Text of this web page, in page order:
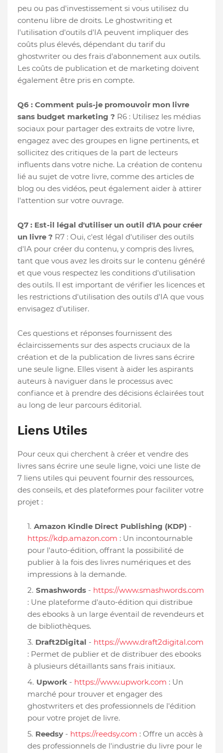
peu ou pas d'investissement si vous utilisez du
contenu libre de droits. Le ghostwriting et
l'utilisation d'outils d'IA peuvent impliquer des
coûts plus élevés, dépendant du tarif du
ghostwriter ou des frais d'abonnement aux outils.
Les coûts de publication et de marketing doivent
également être pris en compte.
Q6 : Comment puis-je promouvoir mon livre
sans budget marketing ? R6 : Utilisez les médias
sociaux pour partager des extraits de votre livre,
engagez avec des groupes en ligne pertinents, et
sollicitez des critiques de la part de lecteurs
influents dans votre niche. La création de contenu
lié au sujet de votre livre, comme des articles de
blog ou des vidéos, peut également aider à attirer
l'attention sur votre ouvrage.
Q7 : Est-il légal d'utiliser un outil d'IA pour créer
un livre ? R7 : Oui, c'est légal d'utiliser des outils
d'IA pour créer du contenu, y compris des livres,
tant que vous avez les droits sur le contenu généré
et que vous respectez les conditions d'utilisation
des outils. Il est important de vérifier les licences et
les restrictions d'utilisation des outils d'IA que vous
envisagez d'utiliser.
Ces questions et réponses fournissent des
éclaircissements sur des aspects cruciaux de la
création et de la publication de livres sans écrire
une seule ligne. Elles visent à aider les aspirants
auteurs à naviguer dans le processus avec
confiance et à prendre des décisions éclairées tout
au long de leur parcours éditorial.
Liens Utiles
Pour ceux qui cherchent à créer et vendre des
livres sans écrire une seule ligne, voici une liste de
7 liens utiles qui peuvent fournir des ressources,
des conseils, et des plateformes pour faciliter votre
projet :
Amazon Kindle Direct Publishing (KDP) -
https://kdp.amazon.com : Un incontournable
pour l'auto-édition, offrant la possibilité de
publier à la fois des livres numériques et des
impressions à la demande.
Smashwords - https://www.smashwords.com
: Une plateforme d'auto-édition qui distribue
des ebooks à un large éventail de revendeurs et
de bibliothèques.
Draft2Digital - https://www.draft2digital.com
: Permet de publier et de distribuer des ebooks
à plusieurs détaillants sans frais initiaux.
Upwork - https://www.upwork.com : Un
marché pour trouver et engager des
ghostwriters et des professionnels de l'édition
pour votre projet de livre.
Reedsy - https://reedsy.com : Offre un accès à
des professionnels de l'industrie du livre pour le